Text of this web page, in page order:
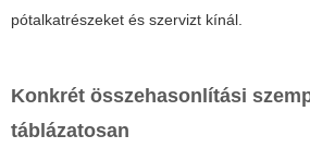
pótalkatrészeket és szervizt kínál.
Konkrét összehasonlítási
táblázatosan